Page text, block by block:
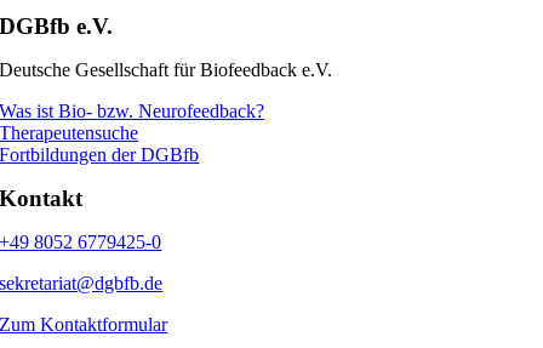
DGBfb e.V.
Deutsche Gesellschaft für Biofeedback e.V.
Was ist Bio- bzw. Neurofeedback?
Therapeutensuche
Fortbildungen der DGBfb
Kontakt
+49 8052 6779425-0
sekretariat@dgbfb.de
Zum Kontaktformular